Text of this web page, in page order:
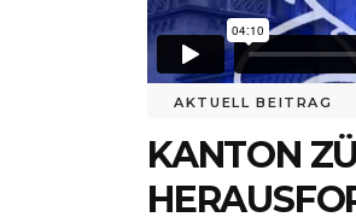
AKTUELL BEITRAG
KANTON